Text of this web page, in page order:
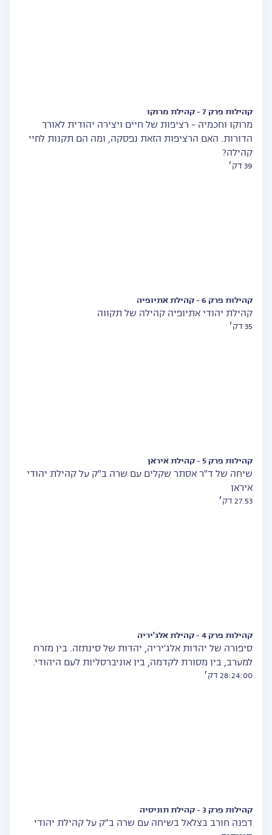
קהילות פרק 7 - קהילת מרוקו
מרוקו וחכמיה - רציפות של חיים ויצירה יהודית לאורך
הדורות. האם הרציפות הזאת נפסקה, ומה הם תקנות לחיי
קהילה?
39 דק׳
קהילות פרק 6 - קהילת אתיופיה
קהילת יהודי אתיופיה קהילה של תקווה
35 דק׳
קהילות פרק 5 - קהילת איראן
שיחה של ד"ר אסתר שקלים עם שרה ב"ק על קהילת יהודי
איראן
27.53 דק׳
קהילות פרק 4 - קהילת אלג'יריה
סיפורה של יהדות אלג'יריה, יהדות של סינתזה. בין מזרח
למערב, בין מסורת לקדמה, בין אוניברסליות לעם היהודי.
28:24:00 דק׳
קהילות פרק 3 - קהילת תוניסיה
דפנה חורב בצלאל בשיחה עם שרה ב"ק על קהילת יהודי